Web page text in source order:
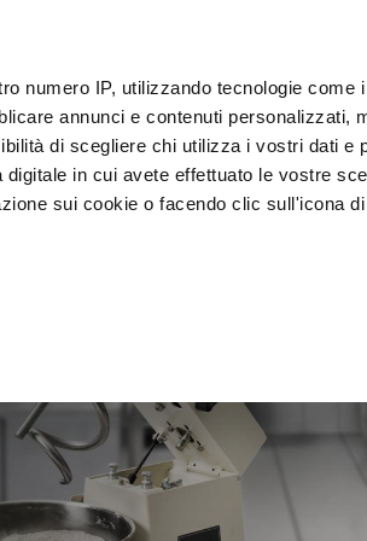
numero IP, utilizzando tecnologie come
annunci e contenuti personalizzati,
di scegliere chi utilizza i vostri dati e
in cui avete effettuato le vostre
sui cookie o facendo clic sull'icona
specifiche (impronte
per personalizzare contenuti ed
informazioni sul modo in cui l’utente
media, i quali potrebbero combinarle
Esposizione e
Vendita